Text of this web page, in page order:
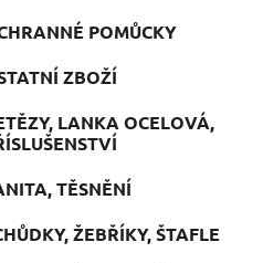
POMŮCKY
ZBOŽÍ
LANKA OCELOVÁ,
TĚSNĚNÍ
ŽEBŘÍKY, ŠTAFLE